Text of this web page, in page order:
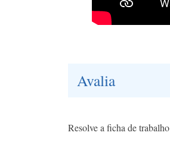
Avalia
Resolve a ficha de